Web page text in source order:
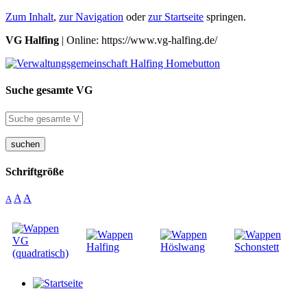
Zum Inhalt, zur Navigation oderzur Startseite springen.
VG Halfing | Online: https://www.vg-halfing.de/
Suche gesamte VG
suchen
Schriftgröße
A A A